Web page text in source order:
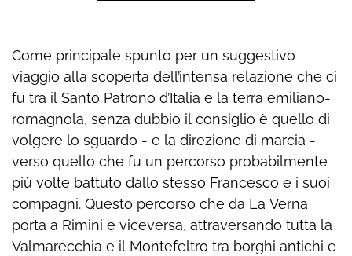
Come principale spunto per un suggestivo
viaggio alla scoperta dell’intensa relazione che ci
fu tra il Santo Patrono d’Italia e la terra emiliano-
romagnola, senza dubbio il consiglio è quello di
volgere lo sguardo - e la direzione di marcia -
verso quello che fu un percorso probabilmente
più volte battuto dallo stesso Francesco e i suoi
compagni. Questo percorso che da La Verna
porta a Rimini e viceversa, attraversando tutta la
Valmarecchia e il Montefeltro tra borghi antichi e